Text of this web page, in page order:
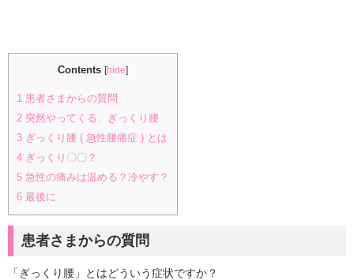
Contents [hide]
1 患者さまからの質問
2 突然やってくる、ぎっくり腰
3 ぎっくり腰 ( 急性腰痛症 ) とは
4 ぎっくり〇〇？
5 急性の痛みは温める？冷やす？
6 最後に
患者さまからの質問
「ぎっくり腰」とはどういう症状ですか？